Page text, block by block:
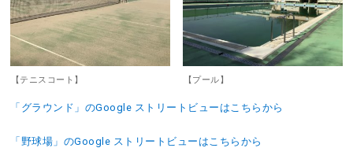
【テニスコート】 【プール】
「グラウンド」のGoogle ストリートビューはこちらから
「野球場」のGoogle ストリートビューはこちらから